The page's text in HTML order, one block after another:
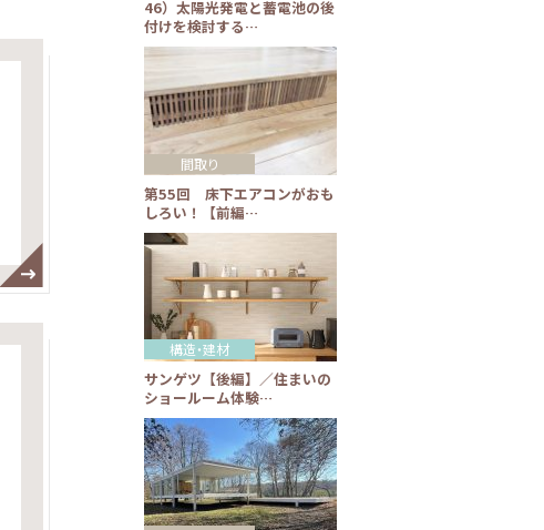
46）太陽光発電と蓄電池の後
付けを検討する…
第55回 床下エアコンがおも
しろい！【前編…
間取り
サンゲツ【後編】／住まいの
ショールーム体験…
構造・建材